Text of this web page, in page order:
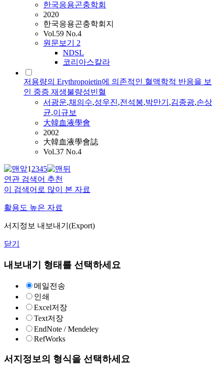
한국응용곤충학회
2020
한국응용곤충학회지
Vol.59 No.4
원문보기 2
NDSL
코리아스칼라
저용량의 Erythropoietin에 의존적인 혈액학적 반응을 보
인 중증 재생불량성빈혈
서광운,채의수,성우진,전석봉,박만기 ,김종광,손상
균,이규보
大韓血液學會
2002
大韓血液學會誌
Vol.37 No.4
12345
연관 검색어 추천
이 검색어로 많이 본 자료
활용도 높은 자료
서지정보 내보내기(Export)
닫기
내보내기 형태를 선택하세요
메일전송
인쇄
Excel저장
Text저장
EndNote / Mendeley
RefWorks
서지정보의 형식을 선택하세요